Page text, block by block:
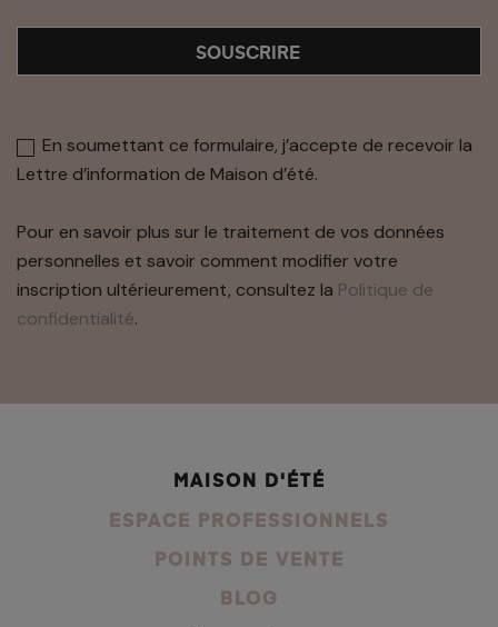
SOUSCRIRE
En soumettant ce formulaire, j’accepte de recevoir la
Lettre d’information de Maison d’été.
Pour en savoir plus sur le traitement de vos données
personnelles et savoir comment modifier votre
inscription ultérieurement, consultez la Politique de
confidentialité.
MAISON D'ÉTÉ
ESPACE PROFESSIONNELS
POINTS DE VENTE
BLOG